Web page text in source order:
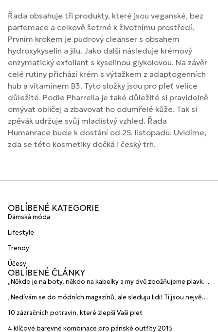
Řada obsahuje tři produkty, které jsou veganské, bez
parfemace a celkově šetrné k životnímu prostředí.
Prvním krokem je pudrový cleanser s obsahem
hydroxykyselin a jílu. Jako další následuje krémový
enzymatický exfoliant s kyselinou glykolovou. Na závěr
celé rutiny přichází krém s výtažkem z adaptogenních
hub a vitaminem B3. Tyto složky jsou pro pleť velice
důležité. Podle Pharrella je také důležité si pravidelně
omývat obličej a zbavovat ho odumřelé kůže. Tak si
zpěvák udržuje svůj mladistvý vzhled. Řada
Humanrace bude k dostání od 25. listopadu. Uvidíme,
zda se této kosmetiky dočká i český trh.
OBLÍBENÉ KATEGORIE
Dámská móda
Lifestyle
Trendy
Účesy
OBLÍBENÉ ČLÁNKY
„Někdo je na boty, někdo na kabelky a my dvě zbožňujeme plavky“
HANAJANA Swimwear
„Nedívám se do módních magazínů, ale sleduju lidi! Ti jsou největší
10 zázračních potravin, které zlepší Vaši pleť
4 klíčové barevné kombinace pro pánské outfity 2015